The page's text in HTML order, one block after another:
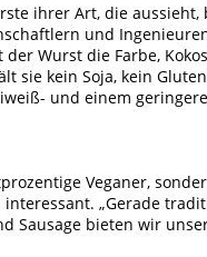
ihrer Art, die
und
Wurst die Farbe,
sie kein Soja, kein
und einem
Veganer,
„Gerade
Sausage bieten wir